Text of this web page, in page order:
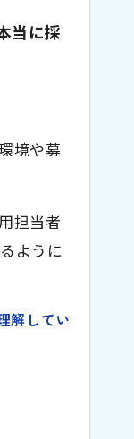
当に採
境や募
担当者
ように
解してい